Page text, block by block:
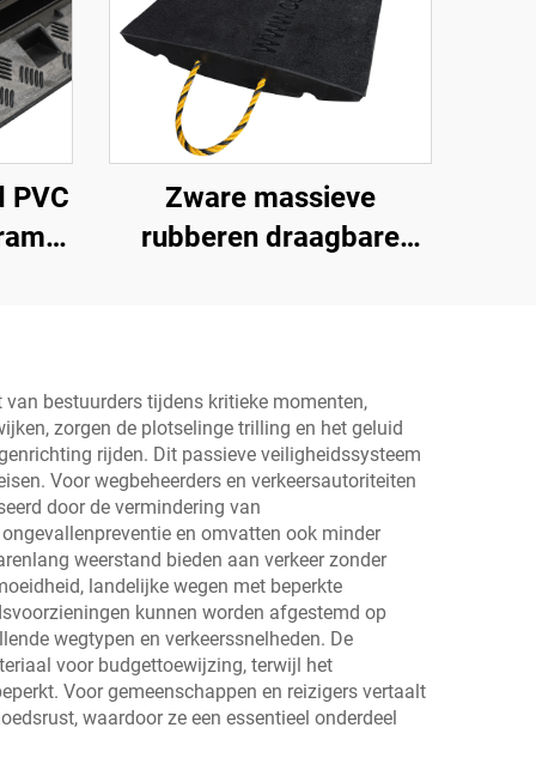
PVC
Zware massieve
rubberen draagbare
wegen
bestuurders tijdens kritieke momenten,
zorgen de plotselinge trilling en het geluid
rijden. Dit passieve veiligheidssysteem
Voor wegbeheerders en verkeersautoriteiten
door de vermindering van
en omvatten ook minder
weerstand bieden aan verkeer zonder
landelijke wegen met beperkte
kunnen worden afgestemd op
wegtypen en verkeerssnelheden. De
voor budgettoewijzing, terwijl het
Voor gemeenschappen en reizigers vertaalt
waardoor ze een essentieel onderdeel